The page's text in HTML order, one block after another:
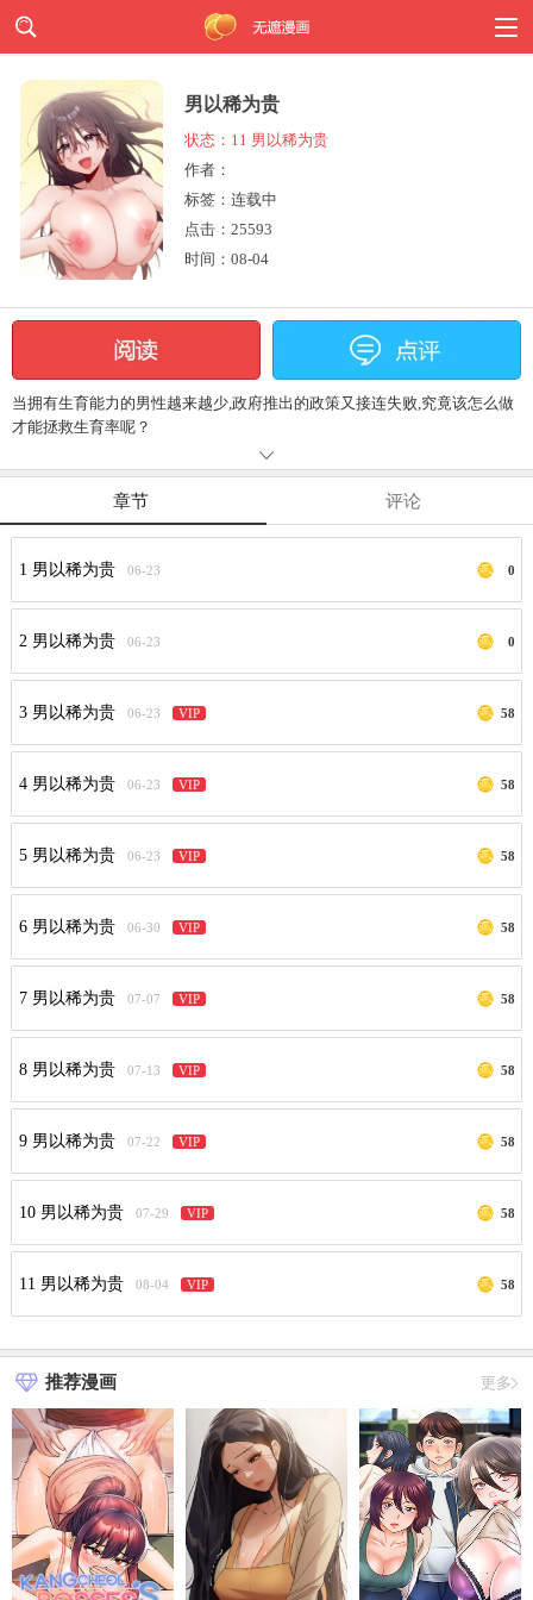
男以稀为贵
状态：11 男以稀为贵
作者：
标签：连载中
点击： 25593
时间：08-04
当拥有生育能力的男性越来越少,政府推出的政策又接连失败,究竟该怎么做
才能拯救生育率呢？
章节 评论
1 男以稀为贵 06-23 0
2 男以稀为贵 06-23 0
3 男以稀为贵 06-23 VIP 58
4 男以稀为贵 06-23 VIP 58
5 男以稀为贵 06-23 VIP 58
6 男以稀为贵 06-30 VIP 58
7 男以稀为贵 07-07 VIP 58
8 男以稀为贵 07-13 VIP 58
9 男以稀为贵 07-22 VIP 58
10 男以稀为贵 07-29 VIP 58
11 男以稀为贵 08-04 VIP 58
推荐漫画 更多